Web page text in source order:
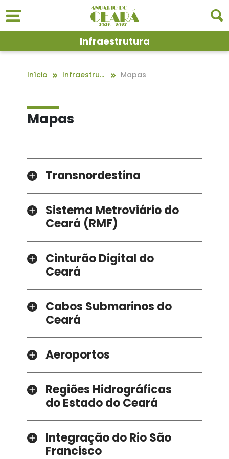
Infraestrutura
Início Infraestrutura Mapas
Mapas
Transnordestina
Sistema Metroviário do
Ceará (RMF)
Cinturão Digital do
Ceará
Cabos Submarinos do
Ceará
Aeroportos
Regiões Hidrográficas
do Estado do Ceará
Integração do Rio São
Francisco